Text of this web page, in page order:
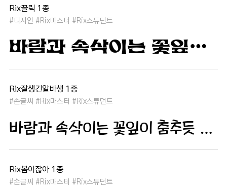
Rix끌릭 1종
#디자인 #Rix마스터 #Rix스튜던트
바람과 속삭이는 꽃잎이 춤추듯 하늘을 날아 새처럼 꿈은 자유롭고 별빛처럼 빛나 새벽의 고요함 속에서 겨울 눈처럼 순수한 열정은 봄을 부른다
Rix잘생긴알바생 1종
#손글씨 #Rix마스터 #Rix스튜던트
바람과 속삭이는 꽃잎이 춤추듯 하늘을 날아 새처럼 꿈은 자유롭고 별빛처럼 빛나 새벽의 고요함 속에서 겨울 눈처럼 순수한 열정은 봄을 부른다
Rix봄이잖아 1종
#손글씨 #Rix마스터 #Rix스튜던트